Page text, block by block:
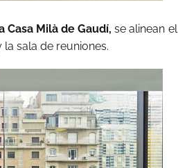
Casa Milà de Gaudí, se alinean el
sala de reuniones.